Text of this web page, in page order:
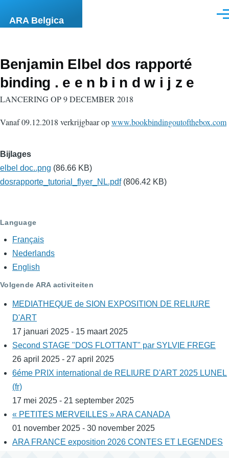
ARA Belgica
Benjamin Elbel dos rapporté
binding . e e n b i n d w i j z e
LANCERING OP 9 DECEMBER 2018
Vanaf 09.12.2018 verkrijgbaar opwww.bookbindingoutofthebox.com
Bijlages
elbel doc..png (86.66 KB)
dosrapporte_tutorial_flyer_NL.pdf (806.42 KB)
Language
Français
Nederlands
English
Volgende ARA activiteiten
MEDIATHEQUE de SION EXPOSITION DE RELIURE
D'ART
17 januari 2025 - 15 maart 2025
Second STAGE "DOS FLOTTANT" par SYLVIE FREGE
26 april 2025 - 27 april 2025
6éme PRIX international de RELIURE D'ART 2025 LUNEL
(fr)
17 mei 2025 - 21 september 2025
« PETITES MERVEILLES » ARA CANADA
01 november 2025 - 30 november 2025
ARA FRANCE exposition 2026 CONTES ET LEGENDES